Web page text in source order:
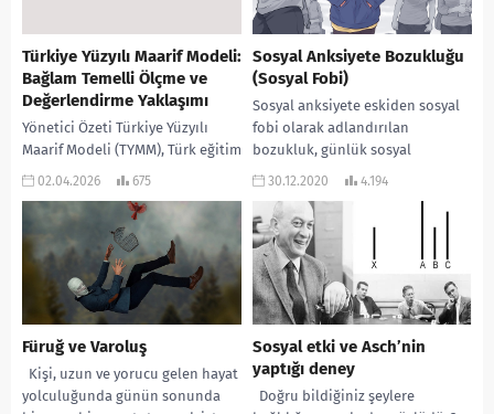
Türkiye Yüzyılı Maarif Modeli:
Bağlam Temelli Ölçme ve
Değerlendirme Yaklaşımı
Yönetici Özeti Türkiye Yüzyılı
Maarif Modeli (TYMM), Türk eğitim
sisteminde öğretim
yapıdan, beceri temelli bütüncül
bir...
02.04.2026 675
Sosyal Anksiyete Bozukluğu
(Sosyal Fobi)
Sosyal anksiyete eskiden sosyal
fobi olarak adlandırılan
bozukluk, günlük sosyal
ortamlarda anksiyete ve aşırı
bir hastalıktır....
30.12.2020 4.194
Füruğ ve Varoluş
Kişi, uzun ve yorucu gelen hayat
yolculuğunda günün sonunda
Sosyal etki ve Asch’nin
yaptığı deney
Doğru bildiğiniz şeylere